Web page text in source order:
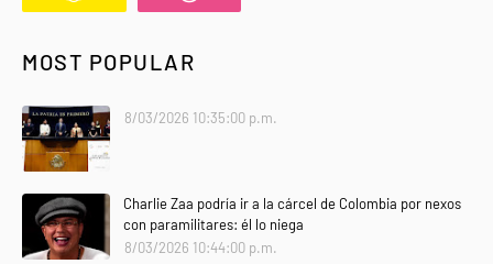
MOST POPULAR
8/03/2026 10:35:00 p.m.
Charlie Zaa podría ir a la cárcel de Colombia por nexos
con paramilitares: él lo niega
8/03/2026 10:44:00 p.m.